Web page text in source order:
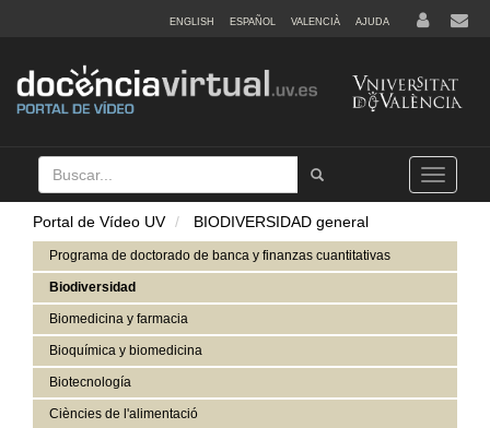
ENGLISH ESPAÑOL VALENCIÀ AJUDA
Buscar
Tramet
Toggle
navigation
Portal de Vídeo UV BIODIVERSIDAD general
Programa de doctorado de banca y finanzas cuantitativas
Biodiversidad
Biomedicina y farmacia
Bioquímica y biomedicina
Biotecnología
Ciències de l'alimentació